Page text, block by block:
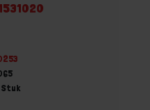
Stuk